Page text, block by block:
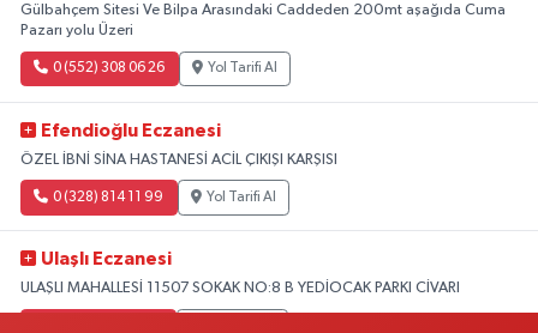
Gülbahçem Sitesi Ve Bilpa Arasındaki Caddeden 200mt aşağıda Cuma
Pazarı yolu Üzeri
0 (552) 308 06 26 Yol Tarifi Al
Efendioğlu Eczanesi
ÖZEL İBNİ SİNA HASTANESİ ACİL ÇIKIŞI KARŞISI
0 (328) 814 11 99 Yol Tarifi Al
Ulaşlı Eczanesi
ULAŞLI MAHALLESİ 11507 SOKAK NO:8 B YEDİOCAK PARKI CİVARI